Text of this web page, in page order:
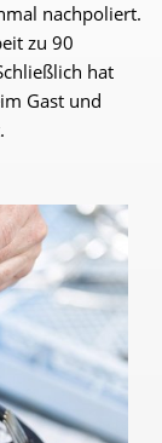
nachpoliert.
zu 90
hat
Gast und